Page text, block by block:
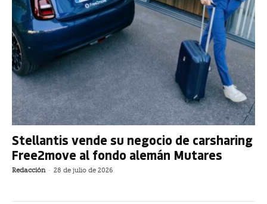
Stellantis vende su negocio de carsharing
Free2move al fondo alemán Mutares
Redacción - 28 de julio de 2026